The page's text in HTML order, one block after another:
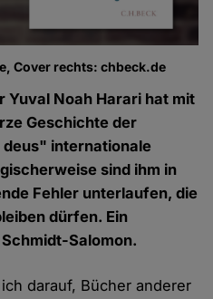
Cover rechts: chbeck.de
Yuval Noah Harari hat mit
Geschichte der
internationale
sind ihm in
Fehler unterlaufen, die
dürfen. Ein
Salomon.
darauf, Bücher anderer